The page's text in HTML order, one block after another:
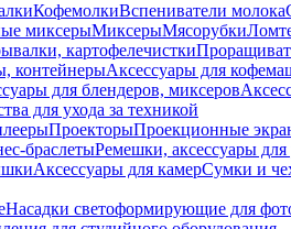
КофемолкиВспениватели молока
миксерыМиксерыМясорубки
картофелечистки
контейнерыАксессуары для
для блендеров, миксеров
для ухода за техникой
ПроекторыПроекционные
браслетыРемешки, аксессуары
Аксессуары для камерСумки и
Насадки светоформирующие для